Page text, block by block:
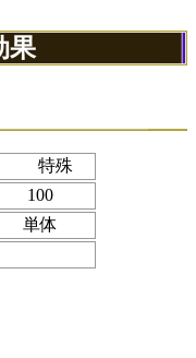
果
特殊
100
単体